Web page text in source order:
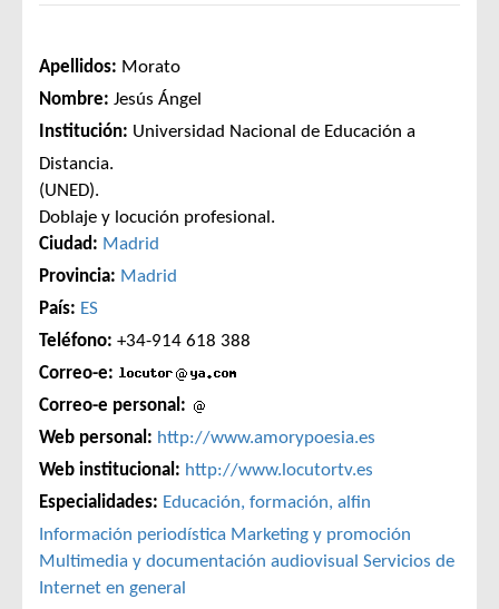
Apellidos: Morato
Nombre: Jesús Ángel
Institución: Universidad Nacional de Educación a
Distancia.
(UNED).
Doblaje y locución profesional.
Ciudad: Madrid
Provincia: Madrid
País: ES
Teléfono: +34-914 618 388
Correo-e:
Correo-e personal:
Web personal: http://www.amorypoesia.es
Web institucional: http://www.locutortv.es
Especialidades: Educación, formación, alfin
Información periodística Marketing y promoción
Multimedia y documentación audiovisual Servicios de
Internet en general